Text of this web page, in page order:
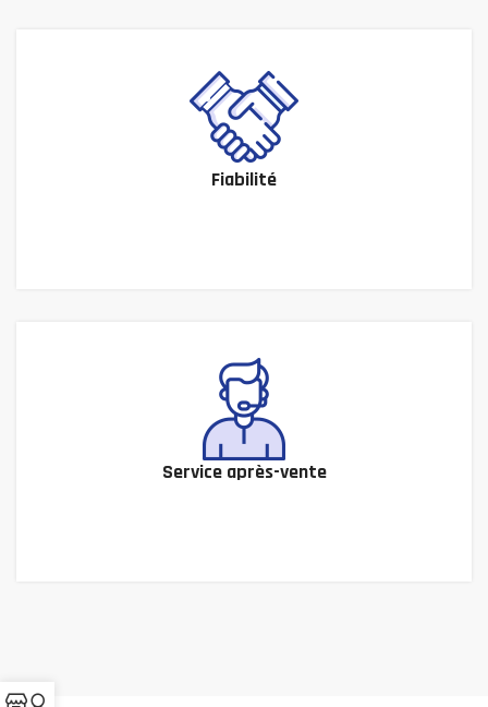
Fiabilité
Service après-vente